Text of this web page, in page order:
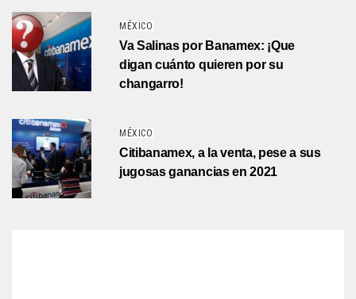
MÉXICO
Va Salinas por Banamex: ¡Que
digan cuánto quieren por su
changarro!
MÉXICO
Citibanamex, a la venta, pese a sus
jugosas ganancias en 2021